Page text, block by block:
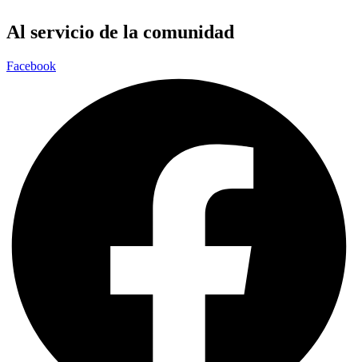
Al servicio de la comunidad
Facebook